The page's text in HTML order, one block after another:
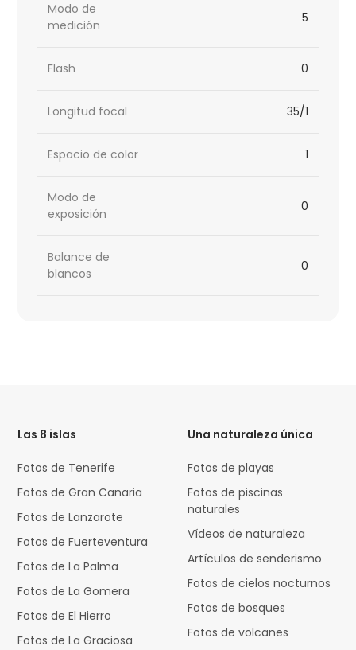
Modo de
medición
5
Flash 0
Longitud focal 35/1
Espacio de color 1
Modo de
exposición
0
Balance de
blancos
0
Las 8 islas
Fotos de Tenerife
Fotos de Gran Canaria
Fotos de Lanzarote
Fotos de Fuerteventura
Fotos de La Palma
Fotos de La Gomera
Fotos de El Hierro
Fotos de La Graciosa
Una naturaleza única
Fotos de playas
Fotos de piscinas
naturales
Vídeos de naturaleza
Artículos de senderismo
Fotos de cielos nocturnos
Fotos de bosques
Fotos de volcanes